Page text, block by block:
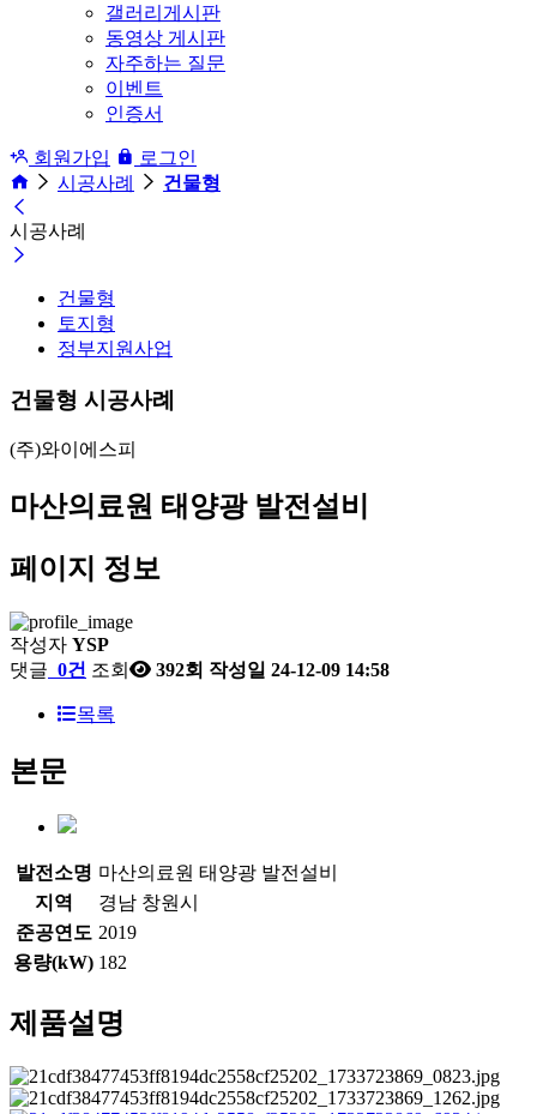
갤러리게시판
동영상 게시판
자주하는 질문
이벤트
인증서
회원가입
로그인
시공사례
건물형
시공사례
건물형
토지형
정부지원사업
건물형 시공사례
(주)와이에스피
마산의료원 태양광 발전설비
페이지 정보
작성자 YSP
댓글 0건 조회 392회 작성일 24-12-09 14:58
목록
본문
발전소명 마산의료원 태양광 발전설비
지역
경남 창원시
준공연도 2019
용량(kW) 182
제품설명